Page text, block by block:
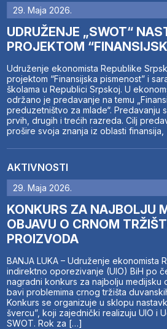
29. Maja 2026.
UDRUŽENJE „SWOT“
PROJEKTOM
Udruženje ekonomista Republike
projektom “Finansijska pismenost” i
školama u Republici Srpskoj. U
održano je predavanje na temu
preduzetništvo za mlade“. Predavanju
prvih, drugih i trećih razreda. Cilj
prošire svoja znanja iz oblasti
AKTIVNOSTI
29. Maja 2026.
KONKURS ZA NAJBOLJU
OBJAVU O CRNOM
PROIZVODA
BANJA LUKA – Udruženje ekonomista
indirektno oporezivanje (UIO) BiH po
nagradni konkurs za najbolju medijsku
bavi problemima crnog tržišta
Konkurs se organizuje u sklopu
švercu”, koji zajednički realizuju UIO i
SWOT. Rok za […]